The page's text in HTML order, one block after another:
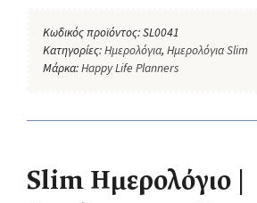
Κωδικός προϊόντος:SL0041
Κατηγορίες:Ημερολόγια, Ημερολόγια Slim
Μάρκα:Happy Life Planners
Slim Ημερολόγιο |